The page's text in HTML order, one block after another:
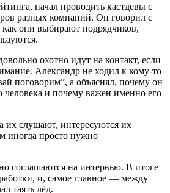
начал проводить кастдевы с
разных компаний. Он говорил с
они выбирают подрядчиков,
охотно идут на контакт, если
Александр не ходил к кому-то
поговорим”, а объяснял, почему он
человека и почему важен именно его
их слушают, интересуются их
иногда просто нужно
соглашаются на интервью. В итоге
и, самое главное — между
таять лёд.